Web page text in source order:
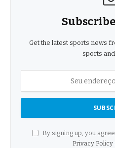
Get the latest sports news
sports
By signing up, you
Privacy Policy